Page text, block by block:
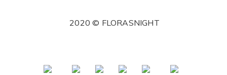
2020 © FLORASNIGHT